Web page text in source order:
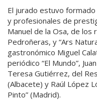
El jurado estuvo
y profesionales de
Manuel de la Osa, de los
Pedroñeras, y “Ars
gastronómico Miguel
periódico “El Mundo”,
Teresa Gutiérrez, del
(Albacete) y Raúl López
Pinto” (Madrid).